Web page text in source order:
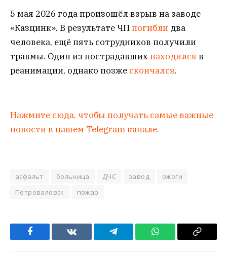
5 мая 2026 года произошёл взрыв на заводе
«Казцинк». В результате ЧПпогибли два
человека, ещё пять сотрудников получили
травмы. Один из пострадавших находился в
реанимации, однако позже скончался.
Нажмите сюда, чтобы получать самые важные
новости в нашем Telegram канале.
асфальт больница ДЧС завод
ожоги
Петроваловск
пожар
Facebook VKontakteTelegram WhatsApp Copy